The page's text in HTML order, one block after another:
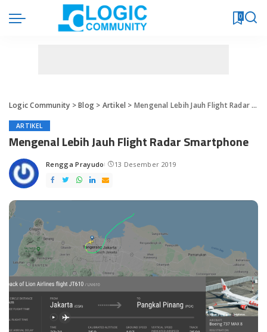
0
Logic Community >Blog> Artikel > Mengenal Lebih Jauh Flight Radar Smartphone
ARTIKEL
Mengenal Lebih Jauh Flight Radar Smartphone
Posted
by
Rengga Prayudo 13 Desember 2019